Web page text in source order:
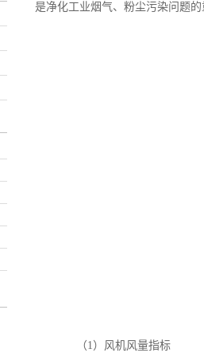
是净化工业烟气、粉尘污染问题
（1）风机风量指标